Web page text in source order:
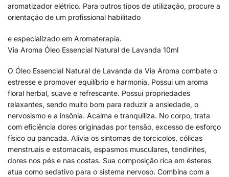
aromatizador elétrico. Para outros tipos de utilização, procure a
orientação de um profissional habilitado
e especializado em Aromaterapia.
Via Aroma Óleo Essencial Natural de Lavanda 10ml
O Óleo Essencial Natural de Lavanda da Via Aroma combate o
estresse e promover equilíbrio e harmonia. Possui um aroma
floral herbal, suave e refrescante. Possui propriedades
relaxantes, sendo muito bom para reduzir a ansiedade, o
nervosismo e a insônia. Acalma e tranquiliza. No corpo, trata
com eficiência dores originadas por tensão, excesso de esforço
físico ou pancada. Alivia os sintomas de torcicolos, cólicas
menstruais e estomacais, espasmos musculares, tendinites,
dores nos pés e nas costas. Sua composição rica em ésteres
atua como sedativo para o sistema nervoso. Combina com a